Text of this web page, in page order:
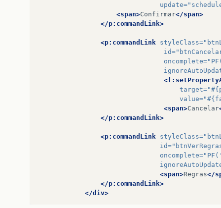
update=
<span>Confirmar</span>
</p:commandLink>
<p:commandLink styleClass=
id=
oncomplete=
target=
value=
<span>Cancelar
</p:commandLink>
<p:commandLink styleClass=
id=
oncomplete=
<span>Regras</
</p:commandLink>
</div>